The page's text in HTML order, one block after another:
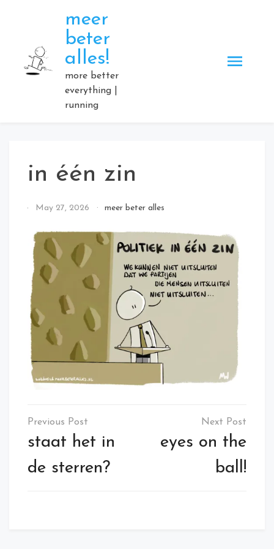
meer
beter
alles!
more better
everything |
running
in één zin
ByMay 27, 2026 meer beter alles
Post
navigation
staat het in
de sterren?
eyes on the
ball!